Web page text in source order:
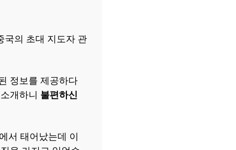
국의 초대 지도자 관
정보를 제공하다
개하니 불편하신
서 태어났는데 이